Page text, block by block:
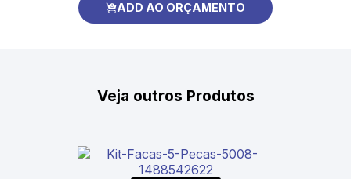
ADD AO ORÇAMENTO
Veja outros Produtos